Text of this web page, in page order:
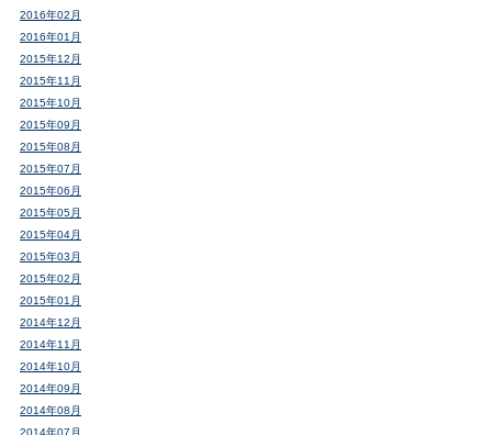
2016年02月
2016年01月
2015年12月
2015年11月
2015年10月
2015年09月
2015年08月
2015年07月
2015年06月
2015年05月
2015年04月
2015年03月
2015年02月
2015年01月
2014年12月
2014年11月
2014年10月
2014年09月
2014年08月
2014年07月